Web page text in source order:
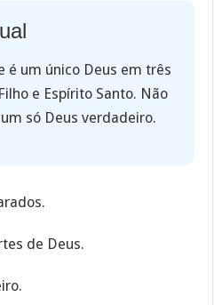
é um único Deus em três
e Espírito Santo. Não
só Deus verdadeiro.
de Deus.